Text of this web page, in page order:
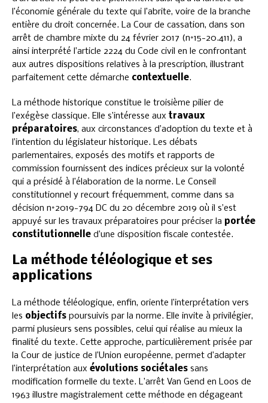
l’économie générale du texte qui l’abrite, voire de la branche
entière du droit concernée. La Cour de cassation, dans son
arrêt de chambre mixte du 24 février 2017 (n°15-20.411), a
ainsi interprété l’article 2224 du Code civil en le confrontant
aux autres dispositions relatives à la prescription, illustrant
parfaitement cette démarche contextuelle.
La méthode historique constitue le troisième pilier de
l’exégèse classique. Elle s’intéresse aux travaux
préparatoires, aux circonstances d’adoption du texte et à
l’intention du législateur historique. Les débats
parlementaires, exposés des motifs et rapports de
commission fournissent des indices précieux sur la volonté
qui a présidé à l’élaboration de la norme. Le Conseil
constitutionnel y recourt fréquemment, comme dans sa
décision n°2019-794 DC du 20 décembre 2019 où il s’est
appuyé sur les travaux préparatoires pour préciser la portée
constitutionnelle d’une disposition fiscale contestée.
La méthode téléologique et ses
applications
La méthode téléologique, enfin, oriente l’interprétation vers
les objectifs poursuivis par la norme. Elle invite à privilégier,
parmi plusieurs sens possibles, celui qui réalise au mieux la
finalité du texte. Cette approche, particulièrement prisée par
la Cour de justice de l’Union européenne, permet d’adapter
l’interprétation aux évolutions sociétales sans
modification formelle du texte. L’arrêt Van Gend en Loos de
1963 illustre magistralement cette méthode en dégageant